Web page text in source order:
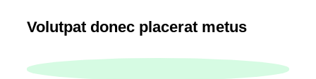
Volutpat donec placerat metus